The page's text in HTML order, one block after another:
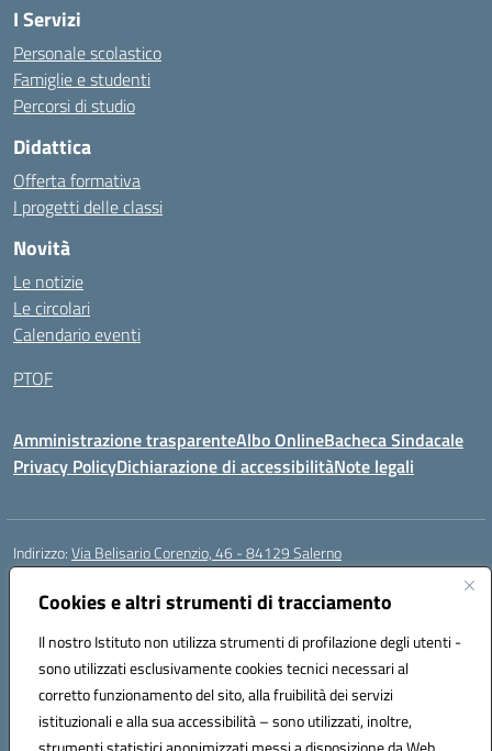
Cookies e altri strumenti di tracciamento
Il nostro Istituto non utilizza strumenti di profilazione degli utenti -
sono utilizzati esclusivamente cookies tecnici necessari al
corretto funzionamento del sito, alla fruibilità dei servizi
istituzionali e alla sua accessibilità – sono utilizzati, inoltre,
I Servizi
Personale scolastico
Famiglie e studenti
Percorsi di studio
Didattica
Offerta formativa
I progetti delle classi
Novità
Le notizie
Le circolari
Calendario eventi
PTOF
Amministrazione trasparenteAlbo OnlineBacheca Sindacale
Privacy PolicyDichiarazione di accessibilitàNote legali
Indirizzo:Via Belisario Corenzio, 46 - 84129 Salerno
Centralino:
Posta elettronica certificata (PEC):saic8cf006@pec.istruzione.it
Codice fiscale: 95182810655
Codice meccanografico:SAIC8CF006
Codice Indice delle Pubbliche Amministrazioni (IPA): icdmssa
Codice unico di fatturazione (CUF): E3N1D9